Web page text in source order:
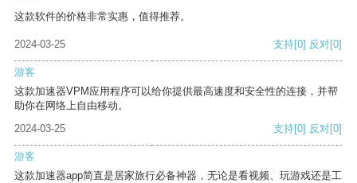
这款软件的价格非常实惠，值得推荐。
2024-03-25 支持[0] 反对[0]
游客
这款加速器VPM应用程序可以给你提供最高速度和安全性的连接，并帮
助你在网络上自由移动。
2024-03-25
支持[0] 反对[0]
游客
这款加速器app简直是居家旅行必备神器，无论是看视频、玩游戏还是工